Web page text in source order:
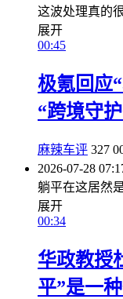
这波处理真的
展开
00:45
极氪回应
“跨境守
麻辣车评 327
2026-07-28
躺平在这居然
展开
00:34
华政教授
平”是一